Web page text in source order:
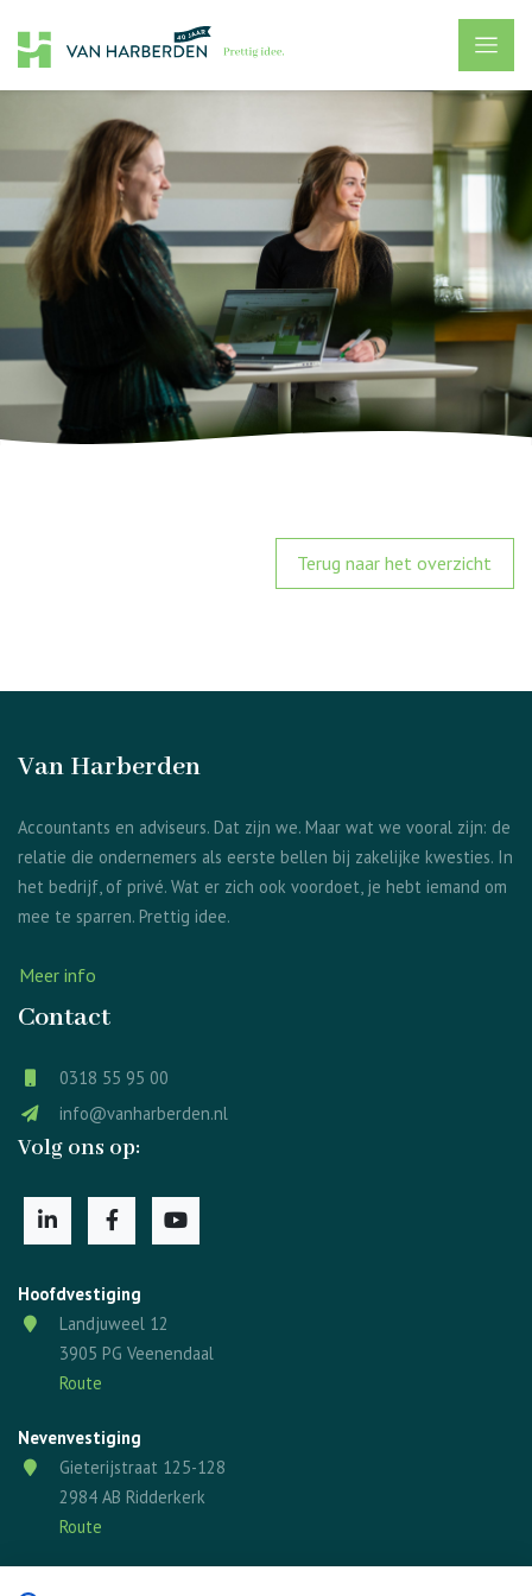
Terug naar het overzicht
Van Harberden
Accountants en adviseurs. Dat zijn we. Maar wat we vooral zijn: de
relatie die ondernemers als eerste bellen bij zakelijke kwesties. In
het bedrijf, of privé. Wat er zich ook voordoet, je hebt iemand om
mee te sparren. Prettig idee.
Meer info
Contact
0318 55 95 00
info@vanharberden.nl
Volg ons op:
Hoofdvestiging
Landjuweel 12
3905 PG Veenendaal
Route
Nevenvestiging
Gieterijstraat 125-128
2984 AB Ridderkerk
Route